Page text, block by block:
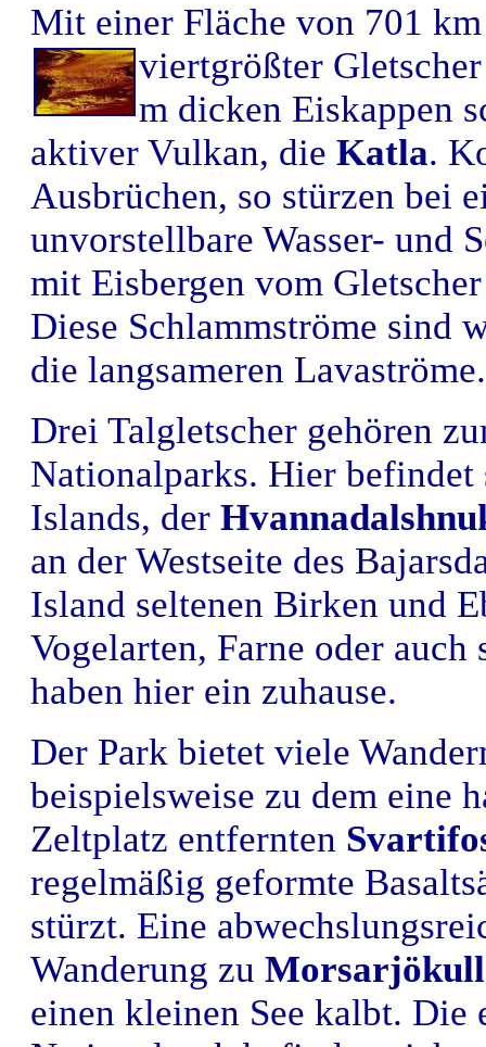
Mit einer Fläche von 701
viertgrößter
m dicken Eiskappen
aktiver Vulkan, die Katla.
Ausbrüchen, so stürzen bei
unvorstellbare Wasser- und
mit Eisbergen vom
Diese Schlammströme sind
die langsameren Lavaströme.
Drei Talgletscher gehören
Nationalparks. Hier befindet
Islands, der
an der Westseite des
Island seltenen Birken und
Vogelarten, Farne oder auch
haben hier ein zuhause.
Der Park bietet viele
beispielsweise zu dem eine
Zeltplatz entfernten
regelmäßig geformte
stürzt. Eine
Wanderung zu Morsarjökull
einen kleinen See kalbt.